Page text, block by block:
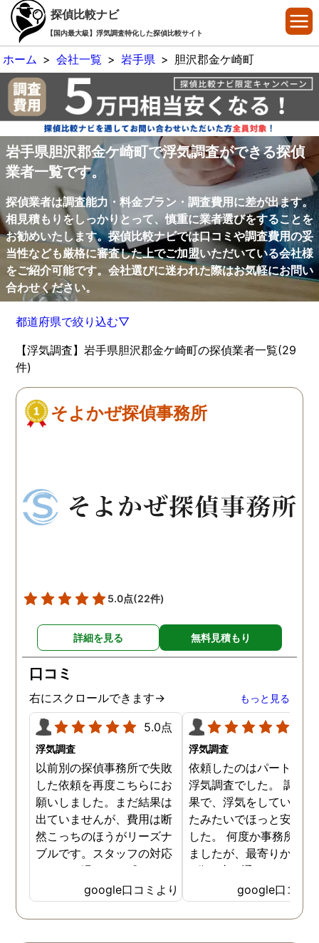
探偵比較ナビ
【国内最大級】浮気調査特化した探偵比較サイト
ホーム > 会社一覧 > 岩手県 > 胆沢郡金ケ崎町
岩手県胆沢郡金ケ崎町で浮気調査ができる探偵
業者一覧です。
探偵業者は調査能力・料金プラン・調査費用に差が出ます。
相見積もりをしっかりとって、慎重に業者選びをすることを
お勧めいたします。探偵比較ナビでは口コミや調査費用の妥
当性なども厳格に審査した上でご加盟いただいている会社様
をご紹介可能です。会社選びに迷われた際はお気軽にお問い
合わせください。
都道府県で絞り込む▽
【浮気調査】岩手県胆沢郡金ケ崎町の探偵業者一覧(29
件)
そよかぜ探偵事務所
5.0点(22件)
詳細を見る 無料見積もり
口コミ
右にスクロールできます→ もっと見る
5.0点
浮気調査
以前別の探偵事務所で失敗
した依頼を再度こちらにお
願いしました。まだ結果は
出ていませんが、費用は断
然こっちのほうがリーズナ
ブルです。スタッフの対応
なんかも温かみを感じま
す。はじめからこちらにす
ればよかったです😢 …
google口コミより
浮気調査
依頼したのはパートナー
浮気調査でした。 調査
果で、浮気をしていなか
たみたいでほっと安心し
した。 何度か事務所に
ましたが、最寄りから徒
3分程度で通いやすかっ
google口コミ